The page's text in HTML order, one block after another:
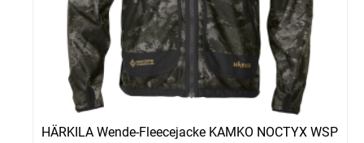
HÄRKILA Wende-Fleecejacke KAMKO NOCTYX WSP